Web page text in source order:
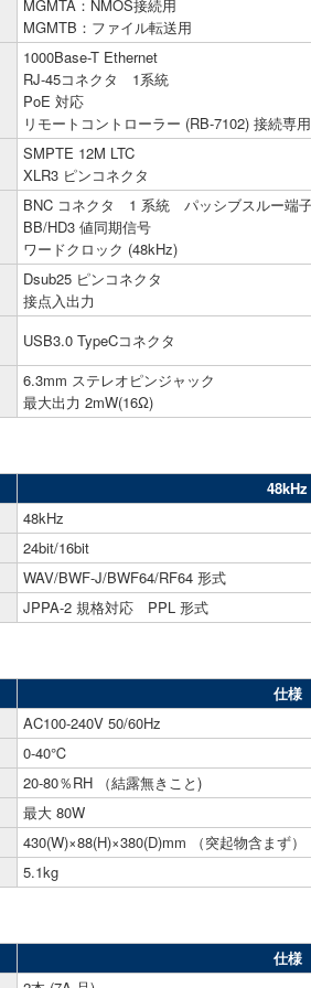
MGMTA：NMOS接続用
MGMTB：ファイル転送用
1000Base-T Ethernet
RJ-45コネクタ 1系統
PoE 対応
リモートコントローラー (RB-7102) 接続専
SMPTE 12M LTC
XLR3 ピンコネクタ
BNC コネクタ 1 系統 パッシブスルー端
BB/HD3 値同期信号
ワードクロック (48kHz)
Dsub25 ピンコネクタ
接点入出力
USB3.0 TypeCコネクタ
6.3mm ステレオピンジャック
最大出力 2mW(16Ω)
48kHz
48kHz
24bit/16bit
WAV/BWF-J/BWF64/RF64 形式
JPPA-2 規格対応 PPL 形式
仕様
AC100-240V 50/60Hz
0-40℃
20-80％RH （結露無きこと)
最大 80W
430(W)×88(H)×380(D)mm （突起物含まず）
5.1kg
仕様